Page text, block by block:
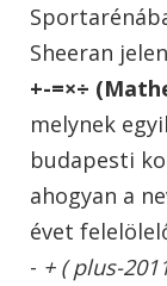
Sheeran
+-=×÷
melynek
budapesti
ahogyan a
évet
- + ( plus-